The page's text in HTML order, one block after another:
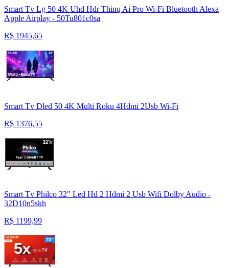
Smart Tv Lg 50 4K Uhd Hdr Thinq Ai Pro Wi-Fi Bluetooth Alexa
Apple Airplay - 50Tu801c0sa
R$ 1945,65
Smart Tv Dled 50 4K Multi Roku 4Hdmi 2Usb Wi-Fi
R$ 1376,55
Smart Tv Philco 32" Led Hd 2 Hdmi 2 Usb Wifi Dolby Audio -
32D10n5skh
R$ 1199,99